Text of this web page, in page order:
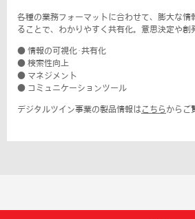
各種の業務フォーマットに合わせて、膨大な情
ることで、わかりやすく共有化。意思決定や創
● 情報の可視化･共有化
● 検索性向上
● マネジメント
● コミュニケーションツール
デジタルツイン事業の製品情報はこちらからご